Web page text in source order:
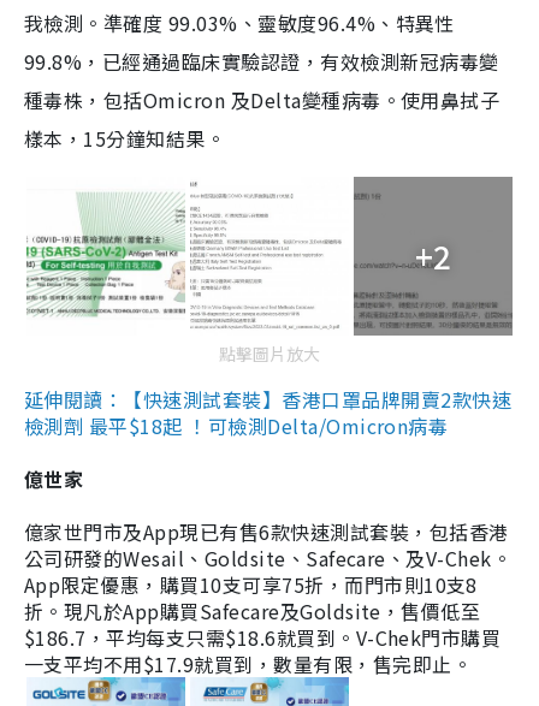
我檢測。準確度 99.03%、靈敏度96.4%、特異性
99.8%，已經通過臨床實驗認證，有效檢測新冠病毒變
種毒株，包括Omicron 及Delta變種病毒。使用鼻拭子
樣本，15分鐘知結果。
+2
點擊圖片放大
延伸閱讀：【快速測試套裝】香港口罩品牌開賣2款快速
檢測劑 最平$18起 ！可檢測Delta/Omicron病毒
億世家
億家世門市及App現已有售6款快速測試套裝，包括香港
公司研發的Wesail、Goldsite、Safecare、及V-Chek。
App限定優惠，購買10支可享75折，而門市則10支8
折。現凡於App購買Safecare及Goldsite，售價低至
$186.7，平均每支只需$18.6就買到。V-Chek門市購買
一支平均不用$17.9就買到，數量有限，售完即止。